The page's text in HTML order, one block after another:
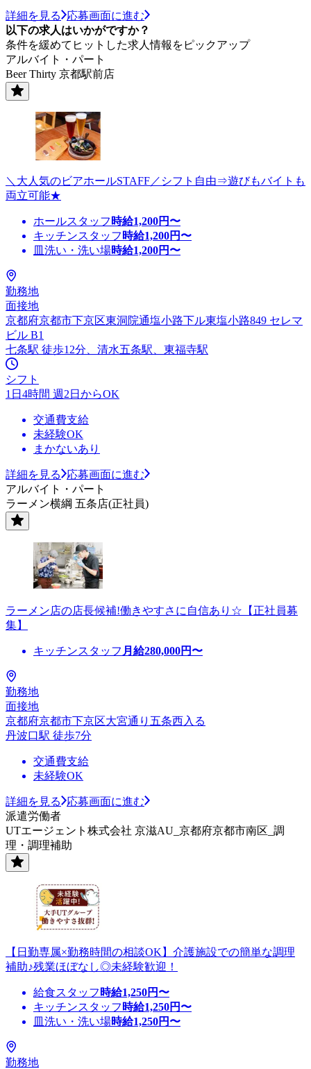
詳細を見る
応募画面に進む
以下の求人はいかがですか？
条件を緩めてヒットした求人情報をピックアップ
アルバイト・パート
Beer Thirty 京都駅前店
＼大人気のビアホールSTAFF／シフト自由⇒遊びもバイトも
両立可能★
ホールスタッフ 時給1,200円〜
キッチンスタッフ 時給1,200円〜
皿洗い・洗い場時給1,200円〜
勤務地
面接地
京都府京都市下京区東洞院通塩小路下ル東塩小路849 セレマ
ビル B1
七条駅 徒歩12分、清水五条駅、東福寺駅
シフト
1日4時間 週2日からOK
交通費支給
未経験OK
まかないあり
詳細を見る
応募画面に進む
アルバイト・パート
ラーメン横綱 五条店(正社員)
ラーメン店の店長候補!働きやすさに自信あり☆【正社員募
集】
キッチンスタッフ 月給280,000円〜
勤務地
面接地
京都府京都市下京区大宮通り五条西入る
丹波口駅 徒歩7分
交通費支給
未経験OK
詳細を見る
応募画面に進む
派遣労働者
UTエージェント株式会社 京滋AU_京都府京都市南区_調
理・調理補助
【日勤専属×勤務時間の相談OK】介護施設での簡単な調理
補助♪残業ほぼなし◎未経験歓迎！
給食スタッフ 時給1,250円〜
キッチンスタッフ 時給1,250円〜
皿洗い・洗い場時給1,250円〜
勤務地